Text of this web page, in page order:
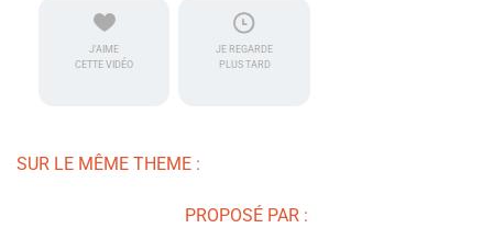
J'AIME
CETTE VIDÉO
JE REGARDE
PLUS TARD
SUR LE MÊME THEME :
PROPOSÉ PAR :